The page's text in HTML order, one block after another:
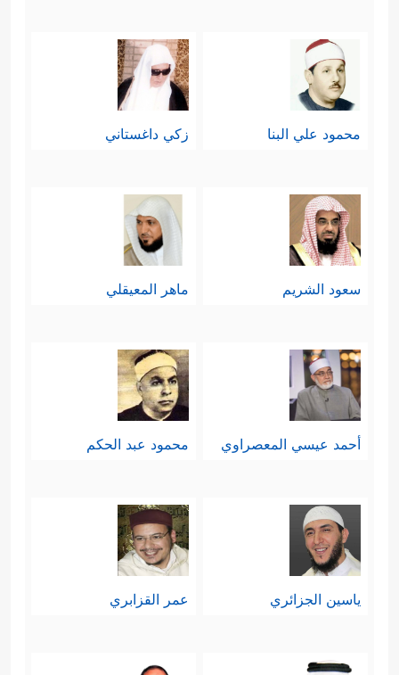
محمود علي البنا زكي داغستاني
سعود الشريم ماهر المعيقلي
أحمد عيسي المعصراوي محمود عبد الحكم
ياسين الجزائري عمر القزابري